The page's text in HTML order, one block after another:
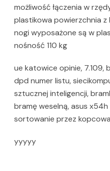
możliwość łączenia w
plastikowa powierzchnia
nogi wyposażone są w
nośność 110 kg
ue katowice opinie, 7.109,
dpd numer listu,
sztucznej inteligencji,
bramę weselną, asus
sortowanie przez
yyyyy